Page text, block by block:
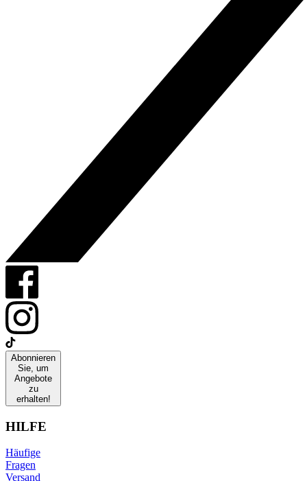
Abonnieren
Sie, um
Angebote
zu
erhalten!
HILFE
Häufige
Fragen
Versand